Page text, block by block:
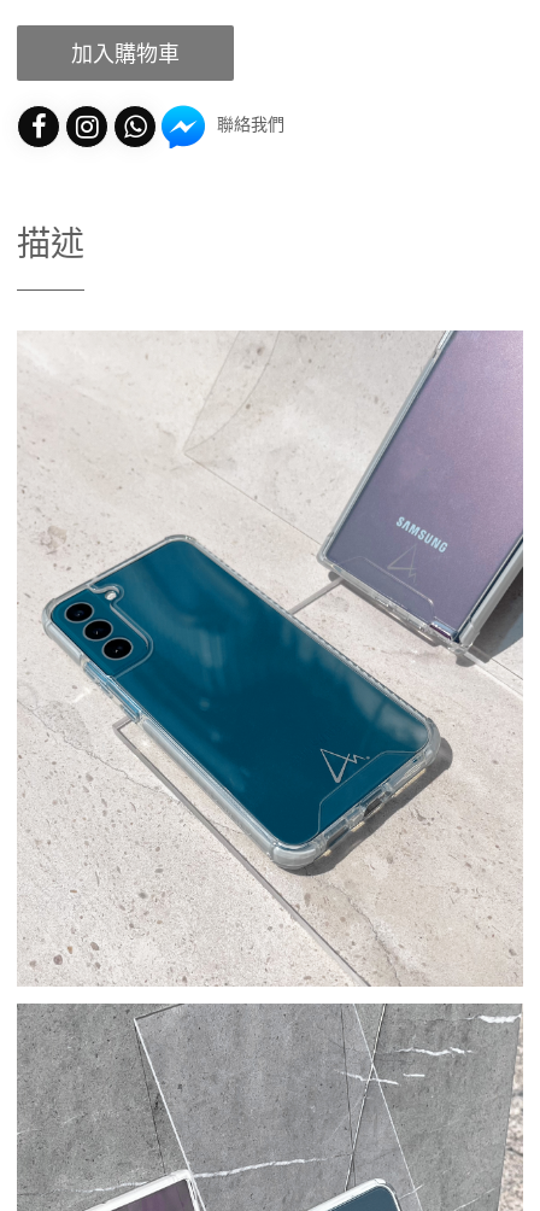
加入購物車
聯絡我們
描述